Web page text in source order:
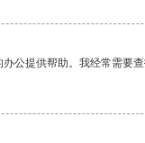
公提供帮助。我经常需要